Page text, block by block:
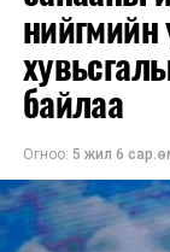
байлаа
Огноо: 5 жил 6